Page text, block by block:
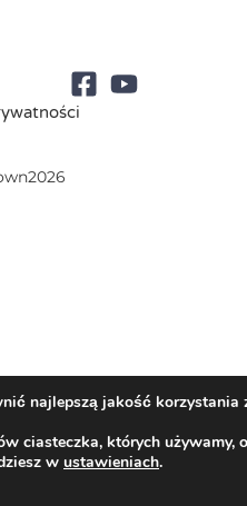
najlepszą jakość korzystania
ciasteczka, których używamy,
w ustawieniach.